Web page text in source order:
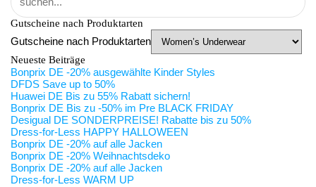
Gutscheine nach Produktarten
Gutscheine nach Produktarten
Neueste Beiträge
Bonprix DE -20% ausgewählte Kinder Styles
DFDS Save up to 50%
Huawei DE Bis zu 55% Rabatt sichern!
Bonprix DE Bis zu -50% im Pre BLACK FRIDAY
Desigual DE SONDERPREISE! Rabatte bis zu 50%
Dress-for-Less HAPPY HALLOWEEN
Bonprix DE -20% auf alle Jacken
Bonprix DE -20% Weihnachtsdeko
Bonprix DE -20% auf alle Jacken
Dress-for-Less WARM UP